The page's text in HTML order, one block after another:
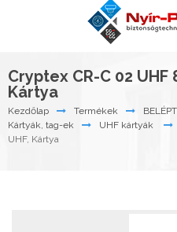
Cryptex CR-C 02 UHF
Kártya
Kezdőlap Termékek
Kártyák, tag-ek
UHF kártyák
UHF, Kártya